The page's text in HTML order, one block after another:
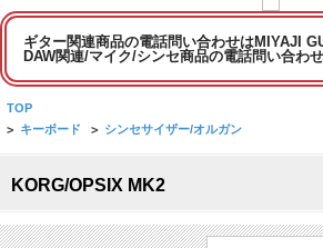
ギター関連商品の電話問い合わせはMIYAJI
DAW関連/マイク/シンセ商品の電話問い合わ
TOP
> キーボード > シンセサイザー/オルガン
KORG/OPSIX MK2